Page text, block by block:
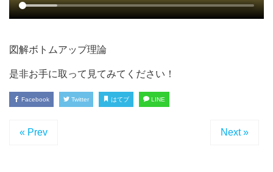
図解ボトムアップ理論
是非お手に取って見てみてください！
Facebook Twitter はてブ LINE
« Prev Next »